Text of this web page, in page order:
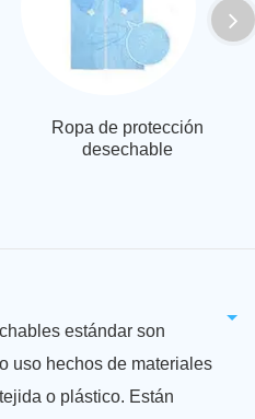
Ropa de protección
desechable
estándar son
uso hechos de materiales
o plástico. Están